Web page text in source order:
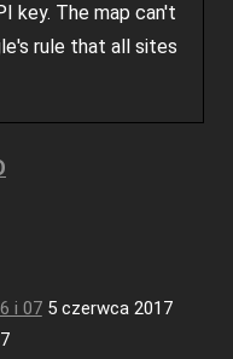
key. The map can't
rule that all sites
i 07 5 czerwca 2017